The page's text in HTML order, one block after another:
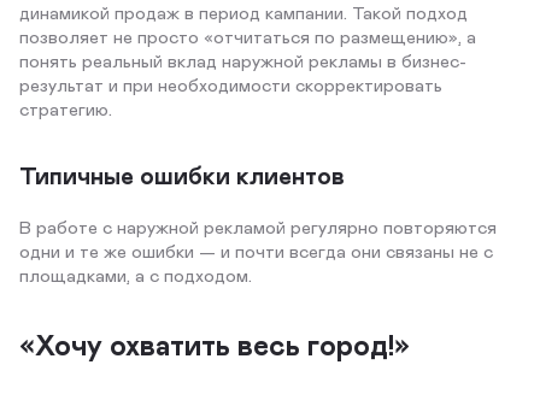
динамикой продаж в период кампании. Такой подход
позволяет не просто «отчитаться по размещению», а
понять реальный вклад наружной рекламы в бизнес-
результат и при необходимости скорректировать
стратегию.
Типичные ошибки клиентов
В работе с наружной рекламой регулярно повторяются
одни и те же ошибки — и почти всегда они связаны не с
площадками, а с подходом.
«Хочу охватить весь город!»